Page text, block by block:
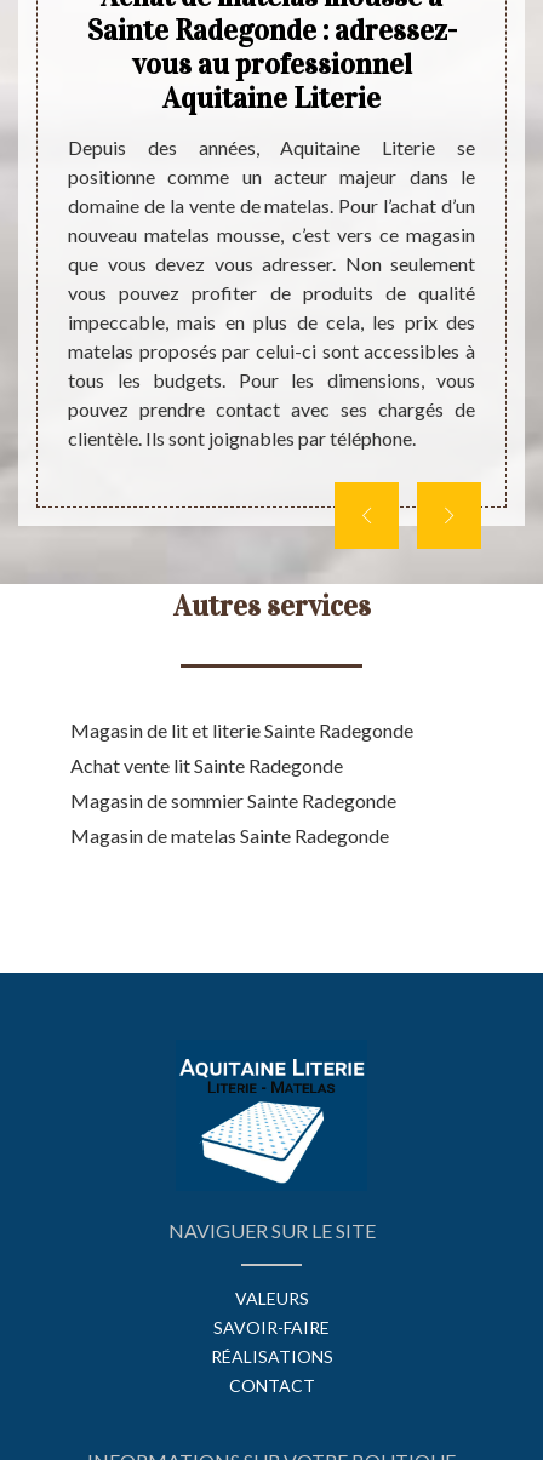
de
à
Il
de
sur
vous
du
Sainte Radegonde : adressez-
vous au professionnel
Aquitaine Literie
Depuis des années, Aquitaine Literie se
positionne comme un acteur majeur dans le
domaine de la vente de matelas. Pour l’achat d’un
nouveau matelas mousse, c’est vers ce magasin
que vous devez vous adresser. Non seulement
vous pouvez profiter de produits de qualité
impeccable, mais en plus de cela, les prix des
matelas proposés par celui-ci sont accessibles à
tous les budgets. Pour les dimensions, vous
pouvez prendre contact avec ses chargés de
clientèle. Ils sont joignables par téléphone.
Les
une
faire
que
des
Autres services
Magasin de lit et literie Sainte Radegonde
Achat vente lit Sainte Radegonde
Magasin de sommier Sainte Radegonde
Magasin de matelas Sainte Radegonde
NAVIGUER SUR LE SITE
VALEURS
SAVOIR-FAIRE
RÉALISATIONS
CONTACT